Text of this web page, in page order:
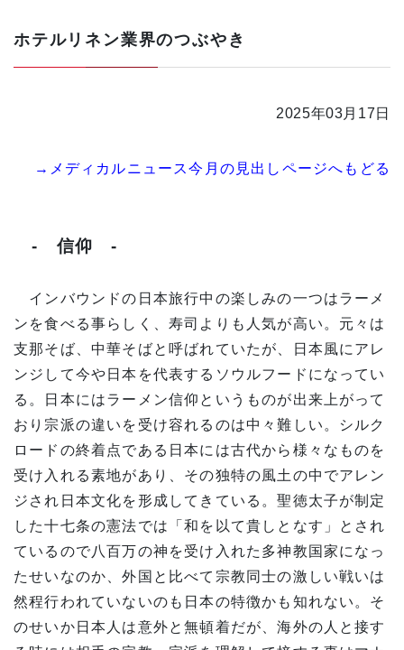
ホテルリネン業界のつぶやき
2025年03月17日
→メディカルニュース今月の見出しページへもどる
- 信仰 -
インバウンドの日本旅行中の楽しみの一つはラーメ
ンを食べる事らしく、寿司よりも人気が高い。元々は
支那そば、中華そばと呼ばれていたが、日本風にアレ
ンジして今や日本を代表するソウルフードになってい
る。日本にはラーメン信仰というものが出来上がって
おり宗派の違いを受け容れるのは中々難しい。シルク
ロードの終着点である日本には古代から様々なものを
受け入れる素地があり、その独特の風土の中でアレン
ジされ日本文化を形成してきている。聖徳太子が制定
した十七条の憲法では「和を以て貴しとなす」とされ
ているので八百万の神を受け入れた多神教国家になっ
たせいなのか、外国と比べて宗教同士の激しい戦いは
然程行われていないのも日本の特徴かも知れない。そ
のせいか日本人は意外と無頓着だが、海外の人と接す